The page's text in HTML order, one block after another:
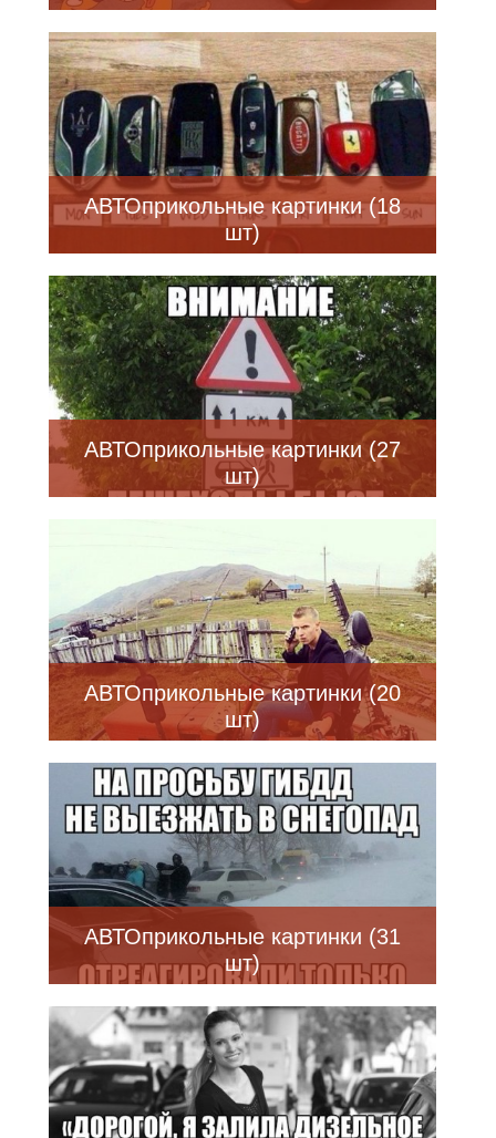
АВТОприкольные картинки (18
шт)
АВТОприкольные картинки (27
шт)
АВТОприкольные картинки (20
шт)
АВТОприкольные картинки (31
шт)